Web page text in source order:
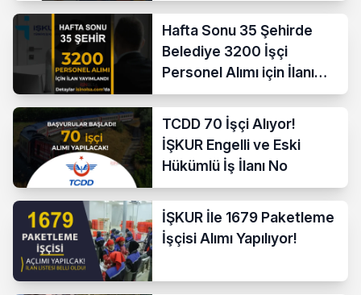
Hafta Sonu 35 Şehirde
Belediye 3200 İşçi
Personel Alımı için İlanı
Yayımladı!
TCDD 70 İşçi Alıyor!
İŞKUR Engelli ve Eski
Hükümlü İş İlanı No
İŞKUR İle 1679 Paketleme
İşçisi Alımı Yapılıyor!